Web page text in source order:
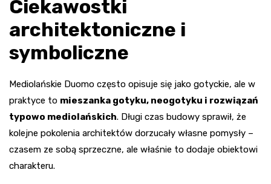
Ciekawostki
architektoniczne i
symboliczne
Mediolańskie Duomo często opisuje się jako gotyckie, ale w
praktyce to mieszanka gotyku, neogotyku i rozwiązań
typowo mediolańskich. Długi czas budowy sprawił, że
kolejne pokolenia architektów dorzucały własne pomysły –
czasem ze sobą sprzeczne, ale właśnie to dodaje obiektowi
charakteru.